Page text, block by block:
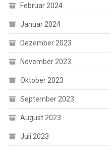
Februar 2024
Januar 2024
Dezember 2023
November 2023
Oktober 2023
September 2023
August 2023
Juli 2023